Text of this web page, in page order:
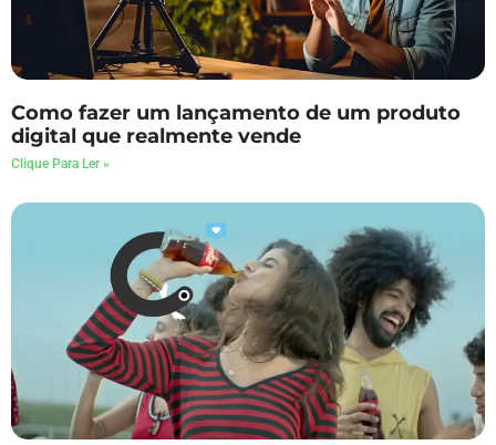
Como fazer um lançamento de um produto
digital que realmente vende
Clique Para Ler »